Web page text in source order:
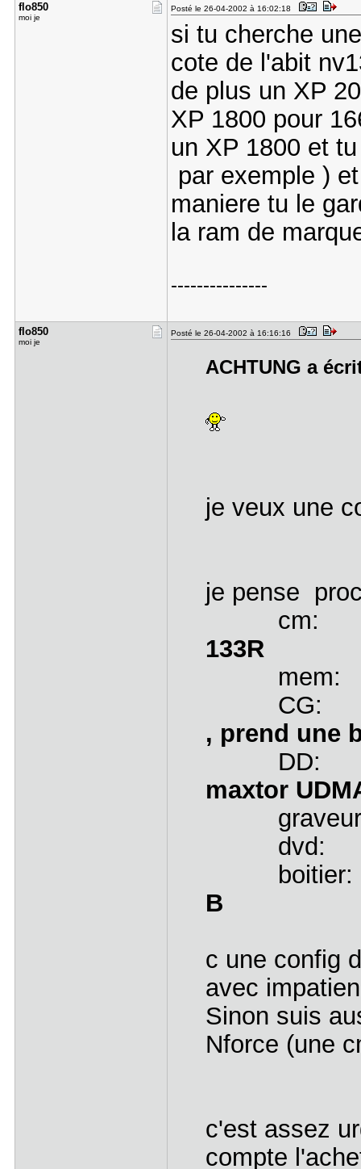
flo850
moi je
Posté le 26-04-2002 à 16:02:18
si tu cherche
cote de l'abit
de plus un XP
XP 1800 pour
un XP 1800 et
par exemple )
maniere tu le
la ram de
---------------
flo850
moi je
Posté le 26-04-2002 à 16:16:16
ACHTUNG a
je veux une
je pense
cm:
133R
mem:
CG:
, prend une
DD: 80
maxtor
graveur:
dvd:
boitier:
B
c une config
avec
Sinon suis
Nforce (une
c'est assez
compte